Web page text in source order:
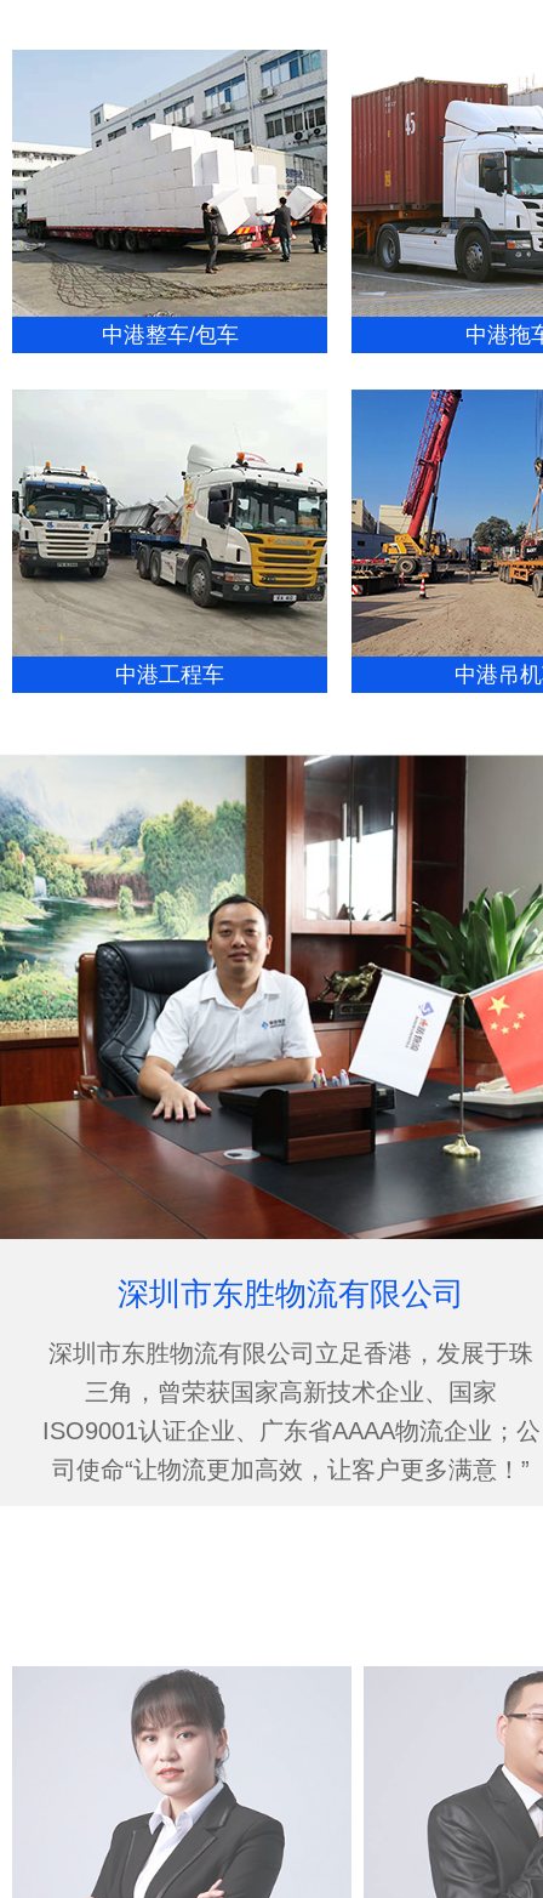
中港整车/包车 中港拖
中港工程车 中港吊
深圳市东胜物流有限公司
深圳市东胜物流有限公司立足香港，发展于珠
三角，曾荣获国家高新技术企业、国家
ISO9001认证企业、广东省AAAA物流企业；公
司使命“让物流更加高效，让客户更多满意！”